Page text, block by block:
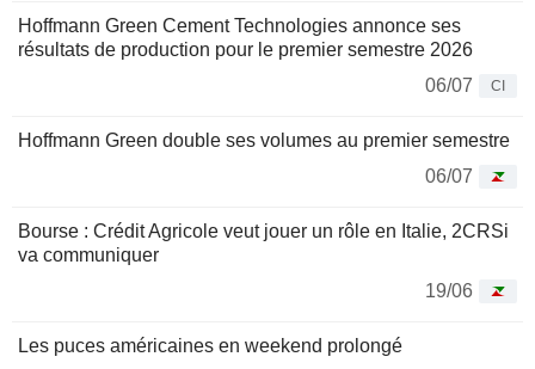
Hoffmann Green Cement Technologies annonce ses
résultats de production pour le premier semestre 2026
06/07
CI
Hoffmann Green double ses volumes au premier semestre
06/07
Bourse : Crédit Agricole veut jouer un rôle en Italie, 2CRSi
va communiquer
19/06
Les puces américaines en weekend prolongé